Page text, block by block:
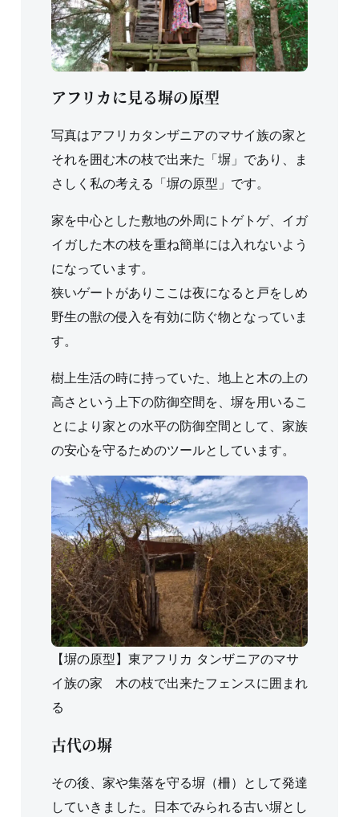
アフリカに見る塀の原型
写真はアフリカタンザニアのマサイ族の家と
それを囲む木の枝で出来た「塀」であり、ま
さしく私の考える「塀の原型」です。
家を中心とした敷地の外周にトゲトゲ、イガ
イガした木の枝を重ね簡単には入れないよう
になっています。
狭いゲートがありここは夜になると戸をしめ
野生の獣の侵入を有効に防ぐ物となっていま
す。
樹上生活の時に持っていた、地上と木の上の
高さという上下の防御空間を、塀を用いるこ
とにより家との水平の防御空間として、家族
の安心を守るためのツールとしています。
【塀の原型】東アフリカ タンザニアのマサ
イ族の家 木の枝で出来たフェンスに囲まれ
る
古代の塀
その後、家や集落を守る塀（柵）として発達
していきました。日本でみられる古い塀とし